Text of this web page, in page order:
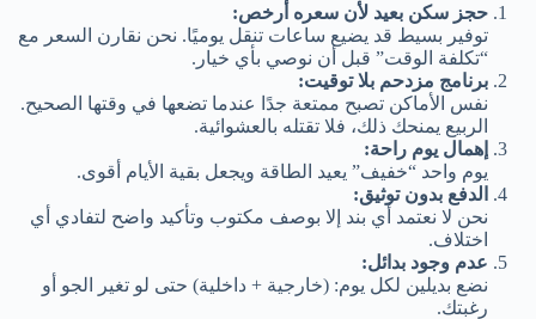
حجز سكن بعيد لأن سعره أرخص:
توفير بسيط قد يضيع ساعات تنقل يوميًا. نحن نقارن السعر مع
“تكلفة الوقت” قبل أن نوصي بأي خيار.
برنامج مزدحم بلا توقيت:
نفس الأماكن تصبح ممتعة جدًا عندما تضعها في وقتها الصحيح.
الربيع يمنحك ذلك، فلا تقتله بالعشوائية.
إهمال يوم راحة:
يوم واحد “خفيف” يعيد الطاقة ويجعل بقية الأيام أقوى.
الدفع بدون توثيق:
نحن لا نعتمد أي بند إلا بوصف مكتوب وتأكيد واضح لتفادي أي
اختلاف.
عدم وجود بدائل:
نضع بديلين لكل يوم: (خارجية + داخلية) حتى لو تغير الجو أو
رغبتك.